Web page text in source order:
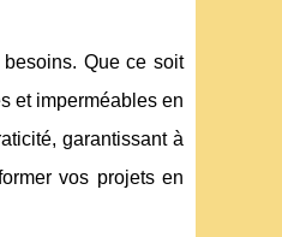
Que ce soit
et imperméables en
garantissant à
vos projets en